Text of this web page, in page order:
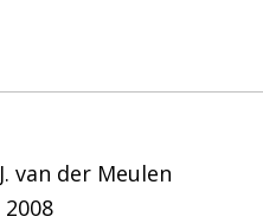
J. van der Meulen
2008